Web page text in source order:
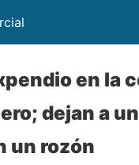
en la
dejan a
un rozón